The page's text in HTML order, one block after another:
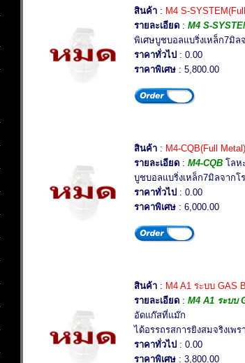
สินค้า : M4 S-
รายละเอียด : M4 S-
พิเศษบูชบอลแบริ่งเหล็ก7มิล
ราคาทั่วไป : 0.00
ราคาพิเศษ : 5,800.00
สินค้า : M4-CQB(Full
รายละเอียด : M4-CQB โลห
บูชบอลแบริ่งเหล็ก7มิลจากโ
ราคาทั่วไป : 0.00
ราคาพิเศษ : 6,000.00
สินค้า : M4 A1 ระบบ GAS
รายละเอียด : M4 A1 ระบบ
อัดแก๊สที่แม๊ก
ได้อรรถรสการยิงสมจริงเพ
ราคาทั่วไป : 0.00
ราคาพิเศษ : 3,800.00